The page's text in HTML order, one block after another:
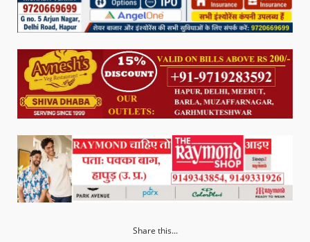
Share this...